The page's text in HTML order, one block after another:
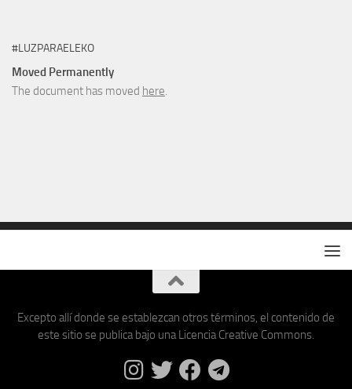
#LUZPARAELEKO
Moved Permanently
The document has moved here.
Excepto allí donde se establezcan otros términos, el contenido de
este sitio se publica bajo una Licencia Creative Commons.